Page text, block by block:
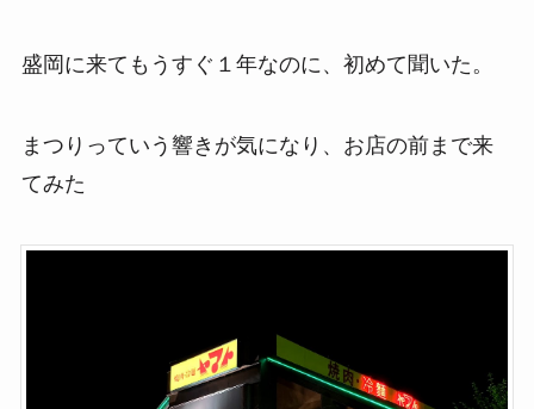
盛岡に来てもうすぐ１年なのに、初めて聞いた。
まつりっていう響きが気になり、お店の前まで来
てみた